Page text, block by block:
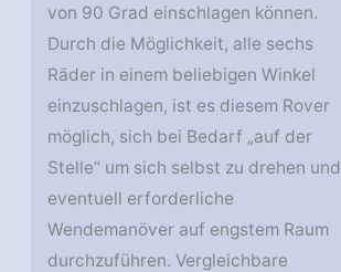
von 90 Grad einschlagen können.
Durch die Möglichkeit, alle sechs
Räder in einem beliebigen Winkel
einzuschlagen, ist es diesem Rover
möglich, sich bei Bedarf „auf der
Stelle“ um sich selbst zu drehen und
eventuell erforderliche
Wendemanöver auf engstem Raum
durchzuführen. Vergleichbare